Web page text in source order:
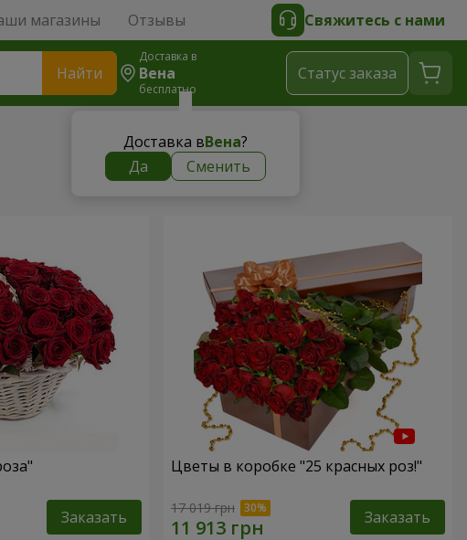
магазины Отзывы Свяжитесь с нами
Найти
Доставка в
Вена
бесплатно
Доставка вВена?
Да
Сменить
Cтатус заказа
Заказать
Цветы в коробке "25 красных роз!"
17 019 грн Заказать